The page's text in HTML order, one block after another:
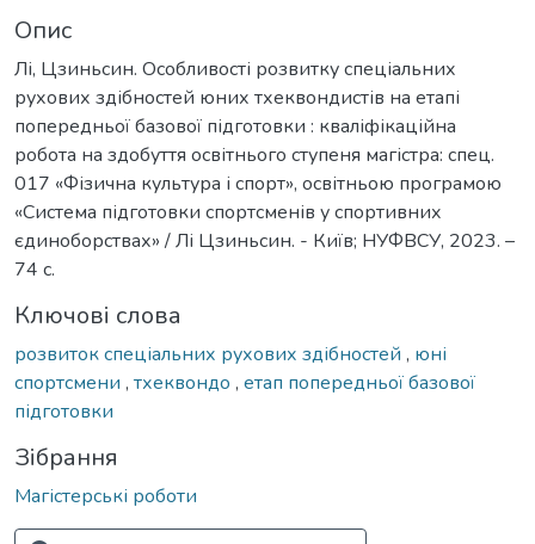
Опис
Лі, Цзиньсин. Особливості розвитку спеціальних
рухових здібностей юних тхеквондистів на етапі
попередньої базової підготовки : кваліфікаційна
робота на здобуття освітнього ступеня магістра: спец.
017 «Фізична культура і спорт», освітньою програмою
«Система підготовки спортсменів у спортивних
єдиноборствах» / Лі Цзиньсин. - Київ; НУФВСУ, 2023. –
74 с.
Ключові слова
розвиток спеціальних рухових здібностей , юні
спортсмени , тхеквондо , етап попередньої базової
підготовки
Зібрання
Магістерські роботи